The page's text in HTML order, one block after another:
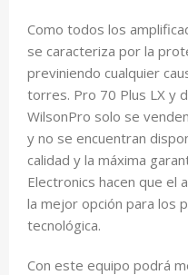
Como todos los
se caracteriza por la
previniendo cualquier
torres. Pro 70 Plus LX y
WilsonPro solo se
y no se encuentran
calidad y la máxima
Electronics hacen que el
la mejor opción para los
tecnológica.
Con este equipo podrá